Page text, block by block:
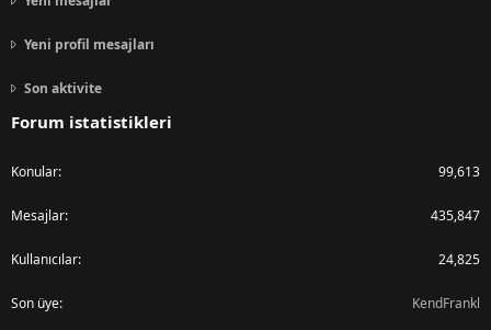
Yeni profil mesajları
Son aktivite
Forum istatistikleri
Konular 99,613
Mesajlar 435,847
Kullanıcılar 24,825
Son üye KendFrankl